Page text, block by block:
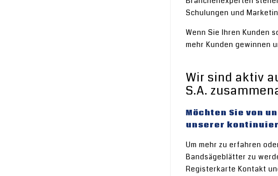
Schulungen und
Wenn Sie Ihren Kunden
mehr Kunden gewinnen
Wir sind aktiv
S.A.
Möchten Sie von
unserer
Um mehr zu erfahren
Bandsägeblätter zu
Registerkarte Kontakt